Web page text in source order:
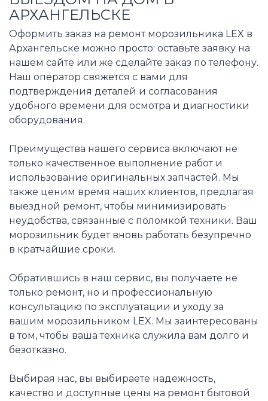
АРХАНГЕЛЬСКЕ
Оформить заказ на ремонт морозильника LEX в
Архангельске можно просто: оставьте заявку на
нашем сайте или же сделайте заказ по телефону.
Наш оператор свяжется с вами для
подтверждения деталей и согласования
удобного времени для осмотра и диагностики
оборудования.
Преимущества нашего сервиса включают не
только качественное выполнение работ и
использование оригинальных запчастей. Мы
также ценим время наших клиентов, предлагая
выездной ремонт, чтобы минимизировать
неудобства, связанные с поломкой техники. Ваш
морозильник будет вновь работать безупречно
в кратчайшие сроки.
Обратившись в наш сервис, вы получаете не
только ремонт, но и профессиональную
консультацию по эксплуатации и уходу за
вашим морозильником LEX. Мы заинтересованы
в том, чтобы ваша техника служила вам долго и
безотказно.
Выбирая нас, вы выбираете надежность,
качество и доступные цены на ремонт бытовой